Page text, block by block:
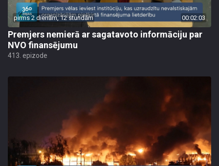
pirms 2 dienām, 12 stundām 00:02:03
Premjers nemierā ar sagatavoto informāciju par
NVO finansējumu
413. epizode